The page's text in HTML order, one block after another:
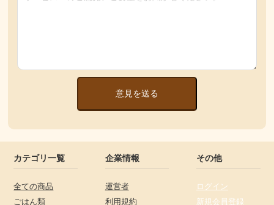
意見を送る
カテゴリ一覧
全ての商品
ごはん類
企業情報
運営者
利用規約
その他
ログイン
新規会員登録